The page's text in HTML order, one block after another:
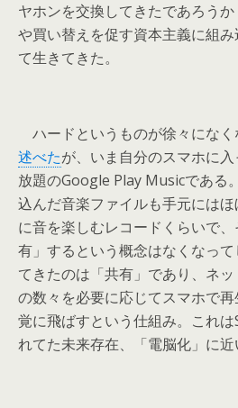
ヤホンを交換してきたであろう
や買い替えを促す資本主義に組
て生きてきた。
ハードというものが徐々になく
述べたが、いま自分のスマホに
放題のGoogle Play Musicである
込んだ音楽ファイルも手元には
に音を楽しむレコードくらいで
有」するという概念はなくなっ
てきたのは「共有」であり、ネ
の数々を必要に応じてスマホで
覚に飛ばすという仕組み。これは
れてた未来存在、「電脳化」に近